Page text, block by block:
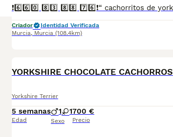
Criador
Identidad Verificada
Murcia, Murcia (108.4km)
YORKSHIRE CHOCOLATE CACHORROS
Yorkshire Terrier
5 semanas
Edad
1 1
Sexo
700 €
Precio